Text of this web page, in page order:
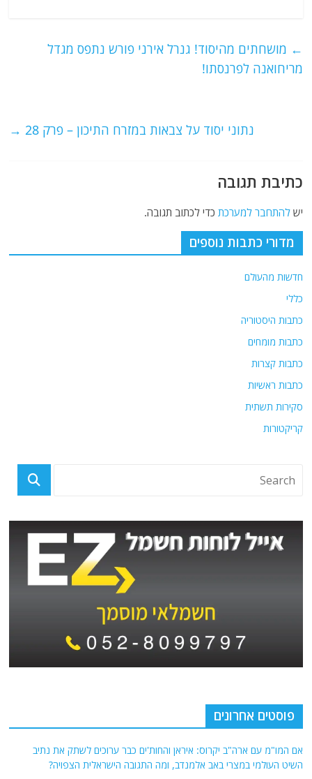
s
A
g
ra
l
er
e
k
← מושחתים מהיסוד! גנרל אירני פורש נתפס מגדל
מריחואנה לפרנסתו!
נתוני יסוד על צבאות במזרח התיכון – פרק 28 →
כתיבת תגובה
ישלהתחבר למערכת כדי לכתוב תגובה.
מדורי כתבות נוספים
חדשות מהעולם
כללי
כתבות היסטוריה
כתבות מומחים
כתבות קצרות
כתבות ראשיות
סקירות תשתית
קריקטורות
פוסטים אחרונים
אם המו"מ עם ארה"ב יקרוס: איראן והחות'ים כבר ערוכים לשתק את נתיב
השיט העולמי במצרי באב אלמנדב, ומה התגובה הישראלית הצפויה?